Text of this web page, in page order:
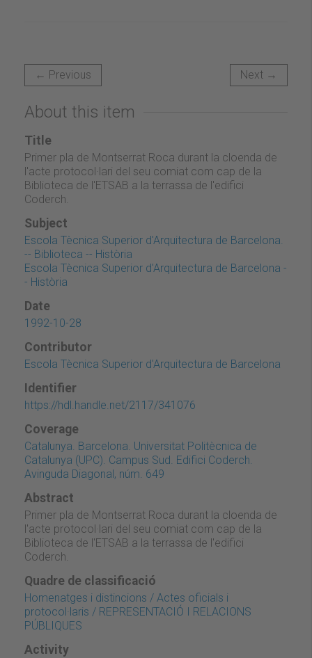
← Previous Next →
About this item
Title
Primer pla de Montserrat Roca durant la cloenda de
l'acte protocol·lari del seu comiat com cap de la
Biblioteca de l'ETSAB a la terrassa de l'edifici
Coderch.
Subject
Escola Tècnica Superior d'Arquitectura de Barcelona.
-- Biblioteca -- Història
Escola Tècnica Superior d'Arquitectura de Barcelona -
- Història
Date
1992-10-28
Contributor
Escola Tècnica Superior d'Arquitectura de Barcelona
Identifier
https://hdl.handle.net/2117/341076
Coverage
Catalunya. Barcelona. Universitat Politècnica de
Catalunya (UPC). Campus Sud. Edifici Coderch.
Avinguda Diagonal, núm. 649
Abstract
Primer pla de Montserrat Roca durant la cloenda de
l'acte protocol·lari del seu comiat com cap de la
Biblioteca de l'ETSAB a la terrassa de l'edifici
Coderch.
Quadre de classificació
Homenatges i distincions / Actes oficials i
protocol·laris / REPRESENTACIÓ I RELACIONS
PÚBLIQUES
Activity